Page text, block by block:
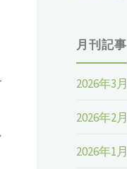
月刊記事
2026年3月
2026年2月
2026年1月